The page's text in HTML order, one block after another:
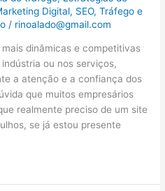
Digital, SEO,Tráfego e
/ rinoalado@gmail.com
dinâmicas e competitivas
ou nos serviços,
a atenção e a confiança dos
que muitos empresários
realmente preciso de um site
se já estou presente